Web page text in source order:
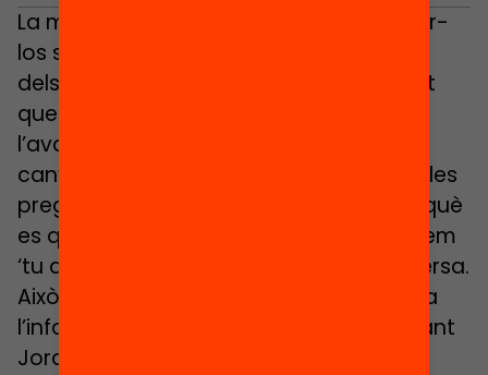
La manera d’avaluar els alumnes pot fer-
los sentir acompanyats i protagonistes
dels seus aprenentatges. “En el moment
que vam canviar l’avaluació cap a
l’avaluació autoreguladora, ho vam
canviar tot, les tutories també. Tornem les
preguntes que els alumnes ens fan perquè
es qüestionin ells les coses, els preguntem
‘tu què en penses’ i generem una conversa.
Això també és tutoria, és acompanyar a
l’infant”, explica el director de l’Escola Sant
Jordi. D’aquesta manera, el mestre